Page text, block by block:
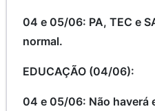
04 e 05/06: PA, TEC e
normal.
EDUCAÇÃO (04/06):
04 e 05/06: Não haverá